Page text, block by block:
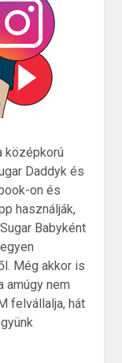
középkorú
Daddyk és
on és
használják,
Babyként
Még akkor is
amúgy nem
felvállalja, hát